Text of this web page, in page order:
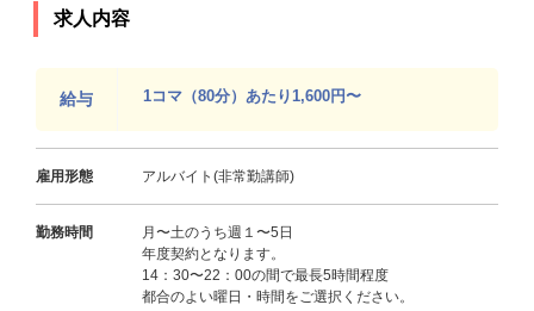
求人内容
給与 1コマ（80分）あたり1,600円〜
雇用形態 アルバイト(非常勤講師)
勤務時間
月〜土のうち週１〜5日
年度契約となります。
14：30〜22：00の間で最長5時間程度
都合のよい曜日・時間をご選択ください。